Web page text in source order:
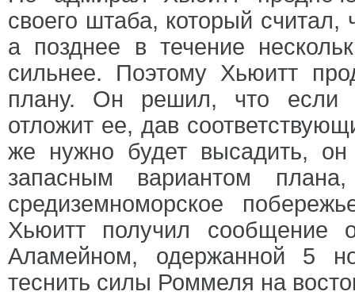
своего штаба, который
а позднее в течение
сильнее. Поэтому Хьюитт
плану. Он решил, что если
отложит ее, дав
же нужно будет высадить, он
запасным вариантом
средиземноморское
Хьюитт получил
Аламейном, одержанной 5
теснить силы Роммеля на